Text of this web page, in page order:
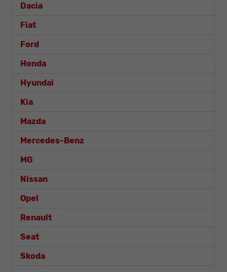
Dacia
Fiat
Ford
Honda
Hyundai
Kia
Mazda
Mercedes-Benz
MG
Nissan
Opel
Renault
Seat
Skoda